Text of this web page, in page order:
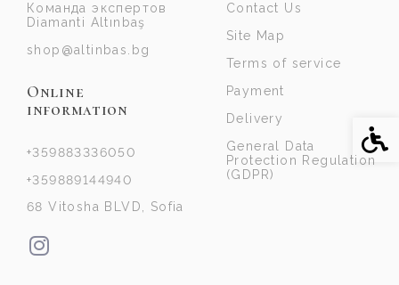
Команда экспертов
Diamanti Altınbaş
shop@altinbas.bg
Online
information
+359883336050
+359889144940
68 Vitosha BLVD, Sofia
Contact Us
Site Map
Terms of service
Payment
Delivery
General Data
Protection Regulation
(GDPR)